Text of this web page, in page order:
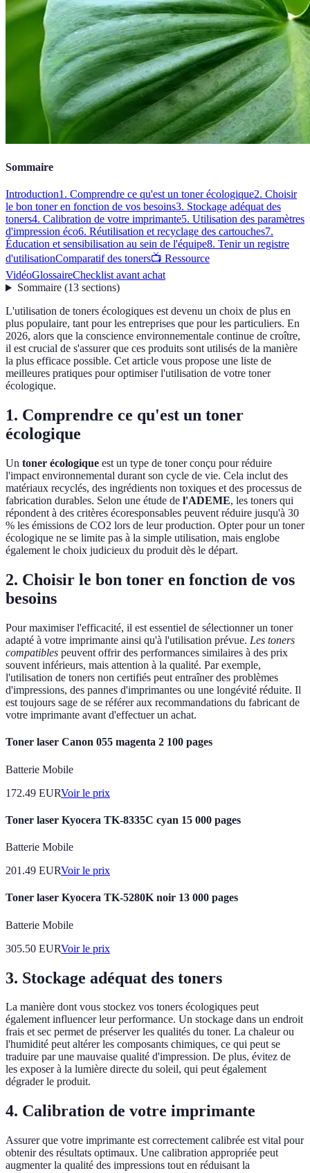
Sommaire
Introduction1. Comprendre ce qu'est un toner écologique2. Choisir
le bon toner en fonction de vos besoins3. Stockage adéquat des
toners4. Calibration de votre imprimante5. Utilisation des paramètres
d'impression éco6. Réutilisation et recyclage des cartouches7.
Éducation et sensibilisation au sein de l'équipe8. Tenir un registre
d'utilisationComparatif des toners📺 Ressource
VidéoGlossaireChecklist avant achat
Sommaire(13 sections)
L'utilisation de toners écologiques est devenu un choix de plus en
plus populaire, tant pour les entreprises que pour les particuliers. En
2026, alors que la conscience environnementale continue de croître,
il est crucial de s'assurer que ces produits sont utilisés de la manière
la plus efficace possible. Cet article vous propose une liste de
meilleures pratiques pour optimiser l'utilisation de votre toner
écologique.
1. Comprendre ce qu'est un toner
écologique
Un toner écologique est un type de toner conçu pour réduire
l'impact environnemental durant son cycle de vie. Cela inclut des
matériaux recyclés, des ingrédients non toxiques et des processus de
fabrication durables. Selon une étude de l'ADEME, les toners qui
répondent à des critères écoresponsables peuvent réduire jusqu'à 30
% les émissions de CO2 lors de leur production. Opter pour un toner
écologique ne se limite pas à la simple utilisation, mais englobe
également le choix judicieux du produit dès le départ.
2. Choisir le bon toner en fonction de vos
besoins
Pour maximiser l'efficacité, il est essentiel de sélectionner un toner
adapté à votre imprimante ainsi qu'à l'utilisation prévue. Les toners
compatibles peuvent offrir des performances similaires à des prix
souvent inférieurs, mais attention à la qualité. Par exemple,
l'utilisation de toners non certifiés peut entraîner des problèmes
d'impressions, des pannes d'imprimantes ou une longévité réduite. Il
est toujours sage de se référer aux recommandations du fabricant de
votre imprimante avant d'effectuer un achat.
Toner laser Canon 055 magenta 2 100 pages
Batterie Mobile
172.49 EURVoir le prix
Toner laser Kyocera TK-8335C cyan 15 000 pages
Batterie Mobile
201.49 EURVoir le prix
Toner laser Kyocera TK-5280K noir 13 000 pages
Batterie Mobile
305.50 EURVoir le prix
3. Stockage adéquat des toners
La manière dont vous stockez vos toners écologiques peut
également influencer leur performance. Un stockage dans un endroit
frais et sec permet de préserver les qualités du toner. La chaleur ou
l'humidité peut altérer les composants chimiques, ce qui peut se
traduire par une mauvaise qualité d'impression. De plus, évitez de
les exposer à la lumière directe du soleil, qui peut également
dégrader le produit.
4. Calibration de votre imprimante
Assurer que votre imprimante est correctement calibrée est vital pour
obtenir des résultats optimaux. Une calibration appropriée peut
augmenter la qualité des impressions tout en réduisant la